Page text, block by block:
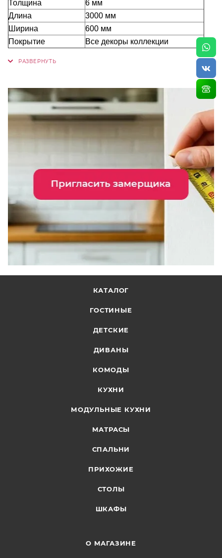
Толщина
6 мм
Длина
3000 мм
Ширина
600 мм
Покрытие
Все декоры коллекции
КАТАЛОГ
ГОСТИНЫЕ
ДЕТСКИЕ
ДИВАНЫ
КОМОДЫ
КУХНИ
МОДУЛЬНЫЕ КУХНИ
МАТРАСЫ
СПАЛЬНИ
ПРИХОЖИЕ
СТОЛЫ
ШКАФЫ
О МАГАЗИНЕ